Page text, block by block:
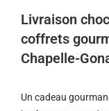
Livraison
coffrets
Chapelle-
Un cadeau